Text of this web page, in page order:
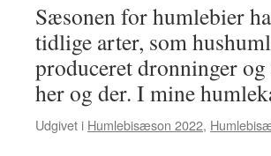
Sæsonen for humlebier
tidlige arter, som
produceret dronninger
her og der. I mine
Udgivet i Humlebisæson 2022,